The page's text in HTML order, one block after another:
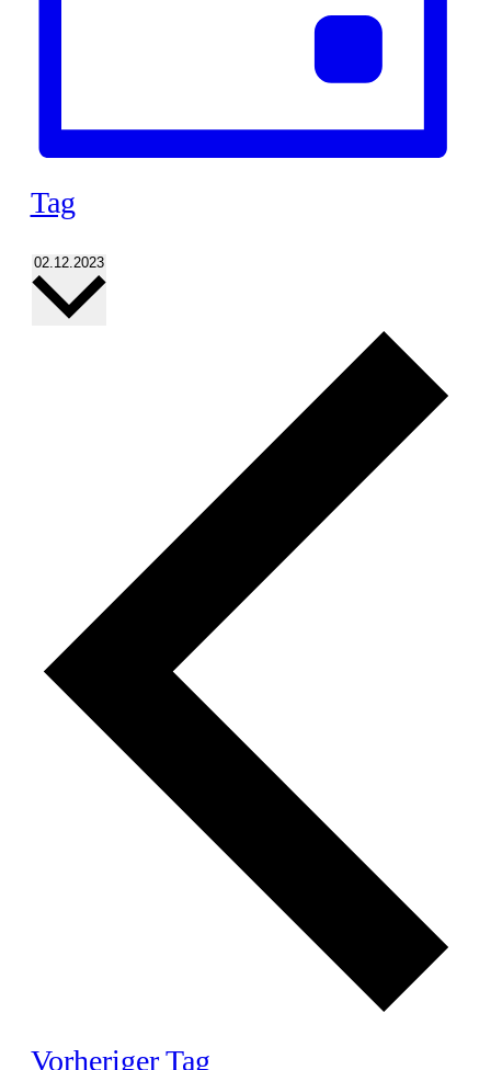
Tag
02.12.2023
Vorheriger Tag